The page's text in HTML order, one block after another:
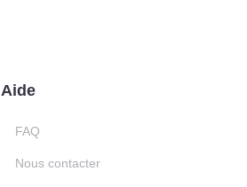
Aide
FAQ
Nous contacter